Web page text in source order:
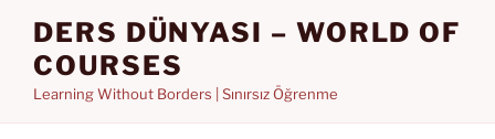
DERS DÜNYASI – WORLD OF
COURSES
Learning Without Borders | Sınırsız Öğrenme